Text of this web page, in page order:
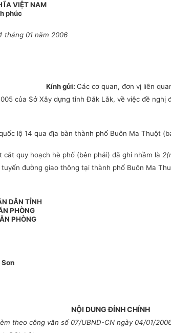
VIỆT NAM
phúc
tháng 01 năm 2006
Kính gửi: Các cơ quan, đơn vị liên
của Sở Xây dựng tỉnh Đắk Lắk, về việc đề
lộ 14 qua địa bàn thành phố Buôn Ma Thuột
quy hoạch hè phố (bên phải) đã ghi nhầm là
đường giao thông tại thành phố Buôn Ma
DÂN TỈNH
PHÒNG
PHÒNG
Sơn
NỘI DUNG ĐÍNH CHÍNH
theo công văn số 07/UBND-CN ngày 04/01/